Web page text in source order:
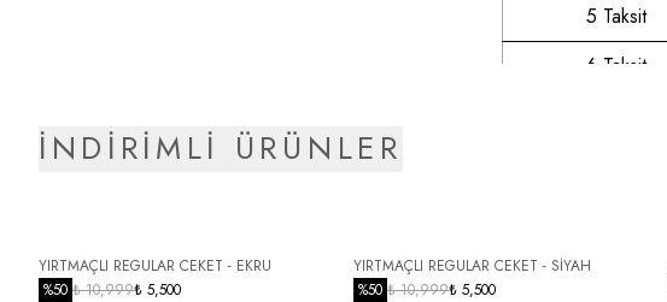
5 Taksit
6 Taksit
10 Taksit
İNDİRİMLİ ÜRÜNLER
YIRTMAÇLI REGULAR CEKET - EKRU
%50 ₺ 10,999₺ 5,500
YIRTMAÇLI REGULAR CEKET - SİYAH
%50 ₺ 10,999₺ 5,500